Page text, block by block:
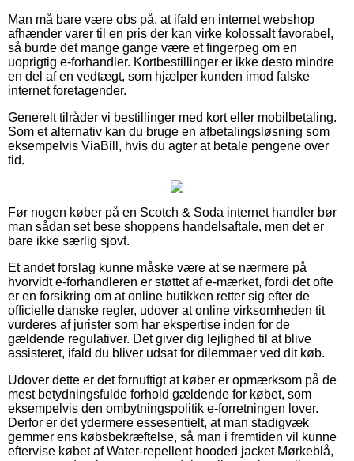
Man må bare være obs på, at ifald en internet webshop
afhænder varer til en pris der kan virke kolossalt favorabel,
så burde det mange gange være et fingerpeg om en
uoprigtig e-forhandler. Kortbestillinger er ikke desto mindre
en del af en vedtægt, som hjælper kunden imod falske
internet foretagender.
Generelt tilråder vi bestillinger med kort eller mobilbetaling.
Som et alternativ kan du bruge en afbetalingsløsning som
eksempelvis ViaBill, hvis du agter at betale pengene over
tid.
Før nogen køber på en Scotch & Soda internet handler bør
man sådan set bese shoppens handelsaftale, men det er
bare ikke særlig sjovt.
Et andet forslag kunne måske være at se nærmere på
hvorvidt e-forhandleren er støttet af e-mærket, fordi det ofte
er en forsikring om at online butikken retter sig efter de
officielle danske regler, udover at online virksomheden tit
vurderes af jurister som har ekspertise inden for de
gældende regulativer. Det giver dig lejlighed til at blive
assisteret, ifald du bliver udsat for dilemmaer ved dit køb.
Udover dette er det fornuftigt at køber er opmærksom på de
mest betydningsfulde forhold gældende for købet, som
eksempelvis den ombytningspolitik e-forretningen lover.
Derfor er det ydermere essesentielt, at man stadigvæk
gemmer ens købsbekræftelse, så man i fremtiden vil kunne
eftervise købet af Water-repellent hooded jacket Mørkeblå,